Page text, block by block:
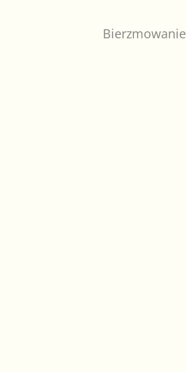
Bierzmowanie